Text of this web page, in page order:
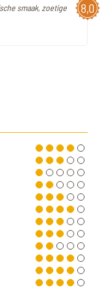
8,0
smaak, zoetige